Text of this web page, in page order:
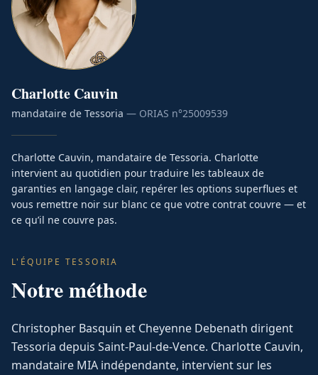
Charlotte Cauvin
mandataire de Tessoria — ORIAS n°25009539
Charlotte Cauvin, mandataire de Tessoria. Charlotte
intervient au quotidien pour traduire les tableaux de
garanties en langage clair, repérer les options superflues et
vous remettre noir sur blanc ce que votre contrat couvre — et
ce qu’il ne couvre pas.
L'ÉQUIPE TESSORIA
Notre méthode
Christopher Basquin et Cheyenne Debenath dirigent
Tessoria depuis Saint-Paul-de-Vence. Charlotte Cauvin,
mandataire MIA indépendante, intervient sur les